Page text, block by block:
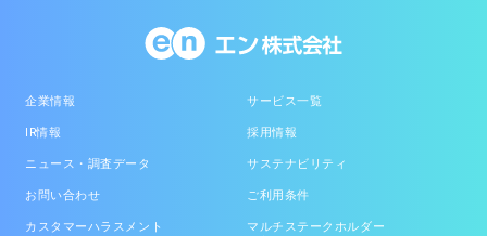
企業情報 サービス一覧
IR情報 採用情報
ニュース・調査データ サステナビリティ
お問い合わせ ご利用条件
カスタマーハラスメント
マルチステークホルダー